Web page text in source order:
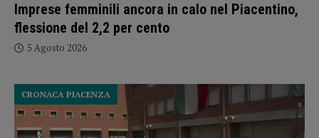
Imprese femminili ancora in calo nel Piacentino,
flessione del 2,2 per cento
5 Agosto 2026
CRONACA PIACENZA